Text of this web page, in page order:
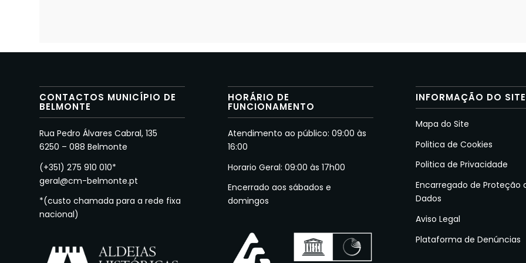
CONTACTOS MUNICÍPIO DE
BELMONTE
Rua Pedro Álvares Cabral, 135
6250 – 088 Belmonte
(+351) 275 910 010*
geral@cm-belmonte.pt
*(custo chamada para a rede fixa
nacional)
HORÁRIO DE
FUNCIONAMENTO
Atendimento ao público: 09:00 às
16:00
Horario Geral: 09:00 às 17h00
Encerrado aos sábados e
domingos
INFORMAÇÃO DO SITE
Mapa do Site
Politica de Cookies
Politica de Privacidade
Encarregado de Proteção
Dados
Aviso Legal
Plataforma de Denúncias